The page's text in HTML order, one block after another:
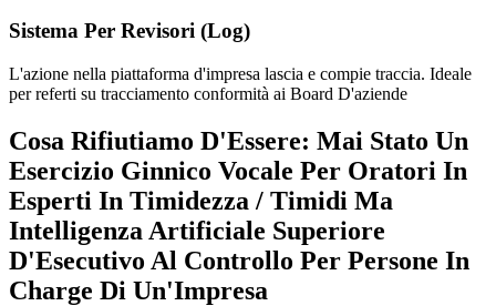
Sistema Per Revisori (Log)
L'azione nella piattaforma d'impresa lascia e compie traccia. Ideale
per referti su tracciamento conformità ai Board D'aziende
Cosa Rifiutiamo D'Essere: Mai Stato Un
Esercizio Ginnico Vocale Per Oratori In
Esperti In Timidezza / Timidi Ma
Intelligenza Artificiale Superiore
D'Esecutivo Al Controllo Per Persone In
Charge Di Un'Impresa